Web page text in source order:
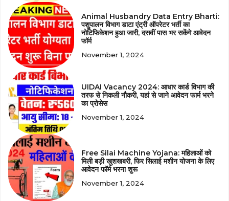
Animal Husbandry Data Entry Bharti:
पशुपालन विभाग डाटा एंट्री ऑपरेटर भर्ती का
नोटिफिकेशन हुआ जारी, दसवीं पास भर सकेंगे आवेदन
फॉर्म
November 1, 2024
UIDAI Vacancy 2024: आधार कार्ड विभाग की
तरफ से निकली नौकरी, यहां से जाने आवेदन फार्म भरने
का प्रोसेस
November 1, 2024
Free Silai Machine Yojana: महिलाओं को
मिली बड़ी खुशखबरी, फिर सिलाई मशीन योजना के लिए
आवेदन फॉर्म भरना शुरू
November 1, 2024